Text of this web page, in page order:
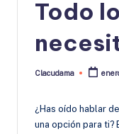
Todo
Publicado
Clacudama
¿Has oído hablar
una opción para ti?